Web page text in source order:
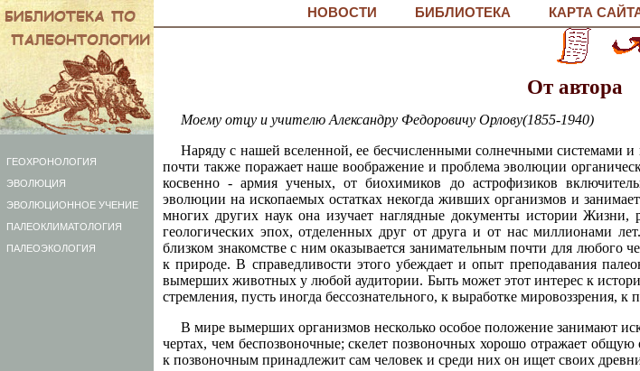
НОВОСТИ БИБЛИОТЕКА КАРТА
ГЕОХРОНОЛОГИЯ
ЭВОЛЮЦИЯ
ЭВОЛЮЦИОННОЕ УЧЕНИЕ
ПАЛЕОКЛИМАТОЛОГИЯ
ПАЛЕОЭКОЛОГИЯ
От автора
Моему отцу и учителю Александру Федоровичу Орлову(1855-1940)
Наряду с нашей вселенной, ее бесчисленными солнечными системами
почти также поражает наше воображение и проблема эволюции
косвенно - армия ученых, от биохимиков до астрофизиков
эволюции на ископаемых остатках некогда живших организмов и
многих других наук она изучает наглядные документы истории
геологических эпох, отделенных друг от друга и от нас миллионами
близком знакомстве с ним оказывается занимательным почти для любого
к природе. В справедливости этого убеждает и опыт преподавания
вымерших животных у любой аудитории. Быть может этот интерес к
стремления, пусть иногда бессознательного, к выработке мировоззрения,
В мире вымерших организмов несколько особое положение занимают
чертах, чем беспозвоночные; скелет позвоночных хорошо отражает
к позвоночным принадлежит сам человек и среди них он ищет своих